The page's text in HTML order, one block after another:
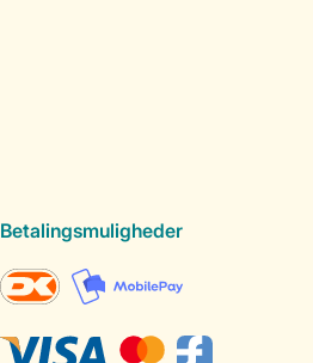
Betalingsmuligheder